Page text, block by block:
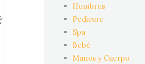
Hombres
Pedicure
Spa
Bebé
Manos y Cuerpo